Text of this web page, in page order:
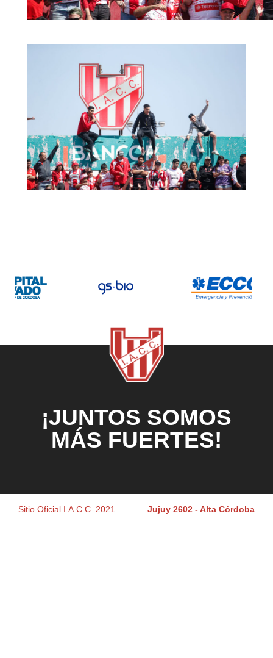
¡JUNTOS SOMOS
MÁS FUERTES!
Sitio Oficial I.A.C.C. 2021 Jujuy 2602 - Alta Córdoba